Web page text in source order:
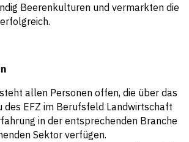
Beerenkulturen und vermarkten die
allen Personen offen, die über das
des EFZ im Berufsfeld Landwirtschaft
in der entsprechenden Branche
Sektor verfügen.